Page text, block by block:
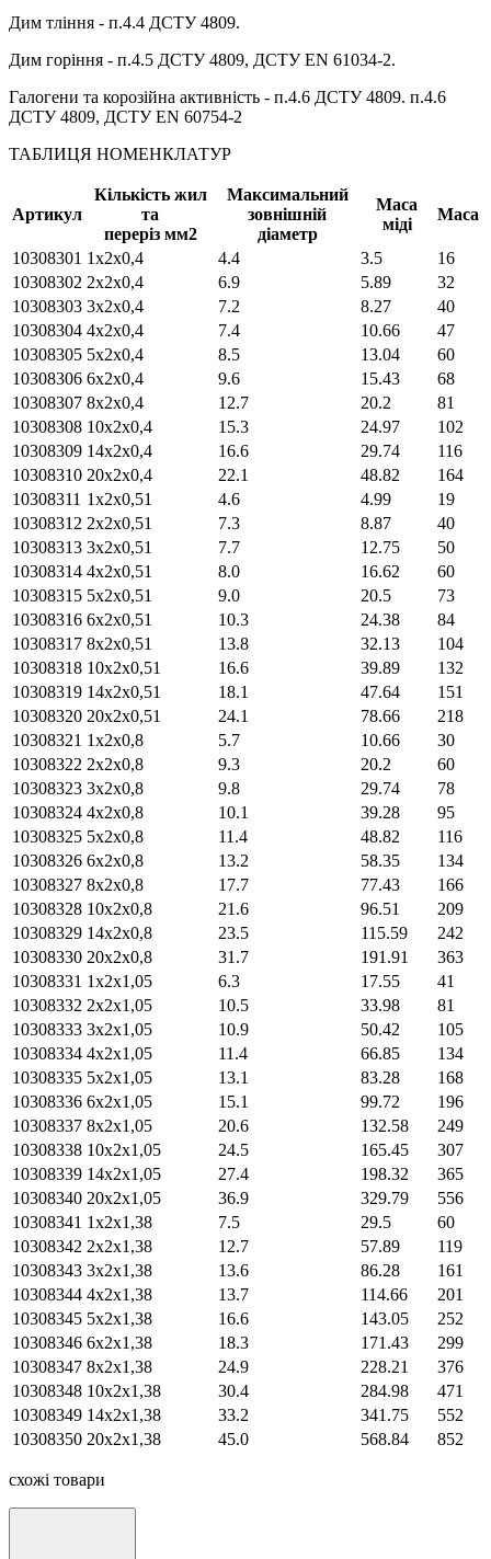
Дим тління - п.4.4 ДСТУ 4809.
Дим горіння - п.4.5 ДСТУ 4809, ДСТУ EN 61034-2.
Галогени та корозійна активність - п.4.6 ДСТУ 4809. п.4.6
ДСТУ 4809, ДСТУ EN 60754-2
ТАБЛИЦЯ НОМЕНКЛАТУР
Артикул
Кількість жил
та
переріз мм2
Максимальний
зовнішній
діаметр
Маса
міді
Маса
10308301 1х2х0,4 4.4 3.5
16
10308302 2х2х0,4 6.9 5.89
32
10308303 3х2х0,4 7.2 8.27
40
10308304 4х2х0,4 7.4 10.66
47
10308305 5х2х0,4 8.5 13.04
60
10308306 6х2х0,4 9.6 15.43
68
10308307 8х2х0,4 12.7 20.2
81
10308308 10х2х0,4 15.3 24.97
102
10308309 14х2х0,4 16.6 29.74
116
10308310 20х2х0,4 22.1 48.82
164
10308311 1х2х0,51 4.6 4.99
19
10308312 2х2х0,51 7.3 8.87
40
10308313 3х2х0,51 7.7 12.75
50
10308314 4х2х0,51 8.0 16.62
60
10308315 5х2х0,51 9.0 20.5
73
10308316 6х2х0,51 10.3 24.38
84
10308317 8х2х0,51 13.8 32.13
104
10308318 10х2х0,51 16.6 39.89
132
10308319 14х2х0,51 18.1 47.64
151
10308320 20х2х0,51 24.1 78.66
218
10308321 1х2х0,8 5.7 10.66
30
10308322 2х2х0,8 9.3 20.2
60
10308323 3х2х0,8 9.8 29.74
78
10308324 4х2х0,8 10.1 39.28
95
10308325 5х2х0,8 11.4 48.82
116
10308326 6х2х0,8 13.2 58.35
134
10308327 8х2х0,8 17.7 77.43
166
10308328 10х2х0,8 21.6 96.51
209
10308329 14х2х0,8 23.5 115.59
242
10308330 20х2х0,8 31.7 191.91
363
10308331 1х2х1,05 6.3 17.55
41
10308332 2х2х1,05 10.5 33.98
81
10308333 3х2х1,05 10.9 50.42
105
10308334 4х2х1,05 11.4 66.85
134
10308335 5х2х1,05 13.1 83.28
168
10308336 6х2х1,05 15.1 99.72
196
10308337 8х2х1,05 20.6 132.58
249
10308338 10х2х1,05 24.5 165.45
307
10308339 14х2х1,05 27.4 198.32
365
10308340 20х2х1,05 36.9 329.79
556
10308341 1х2х1,38 7.5 29.5
60
10308342 2х2х1,38 12.7 57.89
119
10308343 3х2х1,38 13.6 86.28
161
10308344 4х2х1,38 13.7 114.66
201
10308345 5х2х1,38 16.6 143.05
252
10308346 6х2х1,38 18.3 171.43
299
10308347 8х2х1,38 24.9 228.21
376
10308348 10х2х1,38 30.4 284.98
471
10308349 14х2х1,38 33.2 341.75
552
10308350 20х2х1,38 45.0 568.84 852
схожі товари